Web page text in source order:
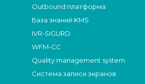
Outbound платформа
IVR-SIGURD
WFM-СС
База знаний KMS
Quality management system
Система записи экранов